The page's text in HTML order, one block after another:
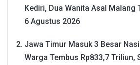
Kediri, Dua Wanita Asal Malang
6 Agustus 2026
Jawa Timur Masuk 3 Besar
Warga Tembus Rp833,7 Triliun,